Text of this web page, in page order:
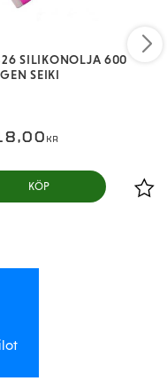
SILIKONOLJA 600
SEIKI
KR
KÖP